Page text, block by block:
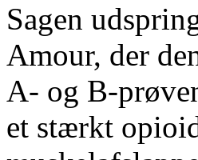
Sagen
Amour, der
A‑ og
et stærkt